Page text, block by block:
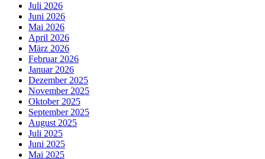
Juli 2026
Juni 2026
Mai 2026
April 2026
März 2026
Februar 2026
Januar 2026
Dezember 2025
November 2025
Oktober 2025
September 2025
August 2025
Juli 2025
Juni 2025
Mai 2025